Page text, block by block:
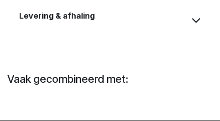
Levering & afhaling
Vaak gecombineerd met: